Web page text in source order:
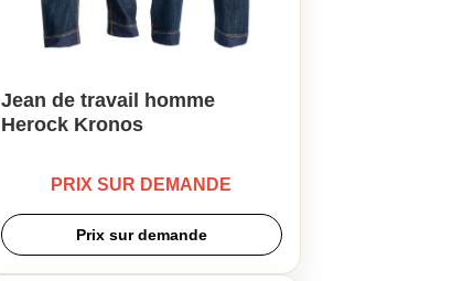
Jean de travail homme
Herock Kronos
PRIX SUR DEMANDE
Prix sur demande